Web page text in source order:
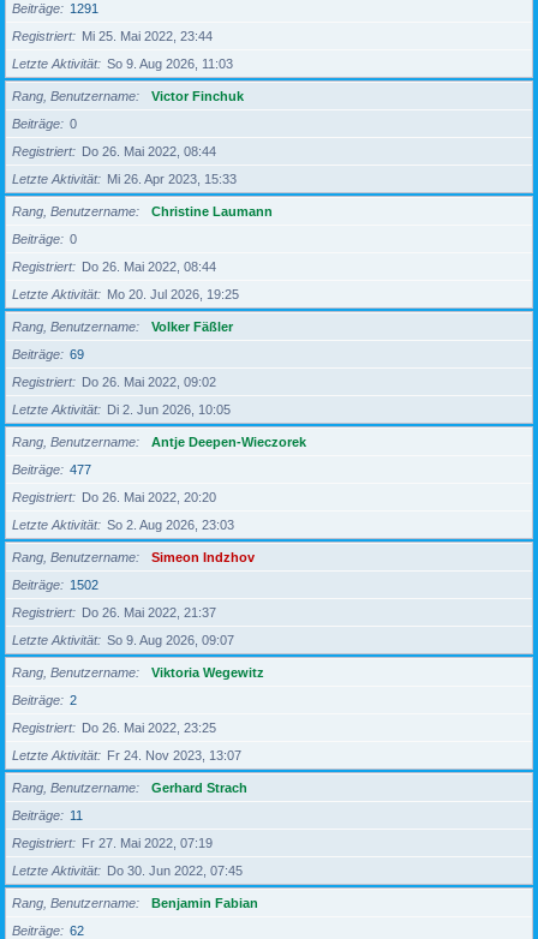
Beiträge
1291
Registriert
Mi 25. Mai 2022, 23:44
Letzte Aktivität
So 9. Aug 2026, 11:03
Rang, Benutzername
Victor Finchuk
Beiträge
0
Registriert
Do 26. Mai 2022, 08:44
Letzte Aktivität
Mi 26. Apr 2023, 15:33
Rang, Benutzername
Christine Laumann
Beiträge
0
Registriert
Do 26. Mai 2022, 08:44
Letzte Aktivität
Mo 20. Jul 2026, 19:25
Rang, Benutzername
Volker Fäßler
Beiträge
69
Registriert
Do 26. Mai 2022, 09:02
Letzte Aktivität
Di 2. Jun 2026, 10:05
Rang, Benutzername
Antje Deepen-Wieczorek
Beiträge
477
Registriert
Do 26. Mai 2022, 20:20
Letzte Aktivität
So 2. Aug 2026, 23:03
Rang, Benutzername
Simeon Indzhov
Beiträge
1502
Registriert
Do 26. Mai 2022, 21:37
Letzte Aktivität
So 9. Aug 2026, 09:07
Rang, Benutzername
Viktoria Wegewitz
Beiträge
2
Registriert
Do 26. Mai 2022, 23:25
Letzte Aktivität
Fr 24. Nov 2023, 13:07
Rang, Benutzername
Gerhard Strach
Beiträge
11
Registriert
Fr 27. Mai 2022, 07:19
Letzte Aktivität
Do 30. Jun 2022, 07:45
Rang, Benutzername
Benjamin Fabian
Beiträge
62